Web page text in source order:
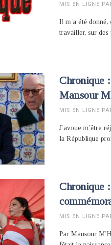
MIS EN LIGNE
Il m’a été donné,
travailler, sur des
Chronique
Mansour
MIS EN LIGNE
J’avoue m’être
la République
Chronique :
MIS EN LIGNE
Par Mansour